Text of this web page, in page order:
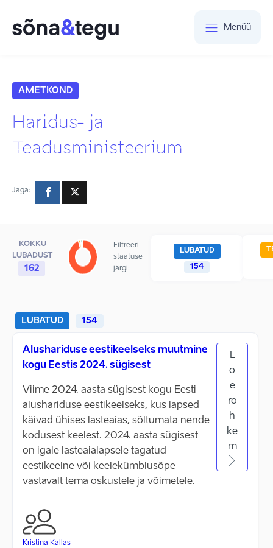
Menüü
AMETKOND
Haridus- ja
Teadusministeerium
Jaga:
KOKKU
LUBADUST
162
Filtreeri
staatuse
järgi:
LUBATUD
154
LUBATUD 154
Alushariduse eestikeelseks muutmine
kogu Eestis 2024. sügisest
Viime 2024. aasta sügisest kogu Eesti
alushariduse eestikeelseks, kus lapsed
käivad ühises lasteaias, sõltumata nende
kodusest keelest. 2024. aasta sügisest
on igale lasteaialapsele tagatud
eestikeelne või keelekümblusõpe
vastavalt tema oskustele ja võimetele.
Kristina Kallas
L
o
e
ro
h
ke
m